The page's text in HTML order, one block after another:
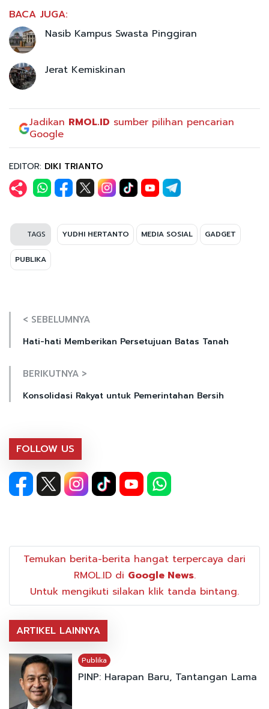
BACA JUGA:
Nasib Kampus Swasta Pinggiran
Jerat Kemiskinan
Jadikan RMOL.ID sumber pilihan pencarian
Google
EDITOR: DIKI TRIANTO
TAGS YUDHI HERTANTO MEDIA SOSIAL GADGET
PUBLIKA
< SEBELUMNYA
Hati-hati Memberikan Persetujuan Batas Tanah
BERIKUTNYA >
Konsolidasi Rakyat untuk Pemerintahan Bersih
FOLLOW US
Temukan berita-berita hangat terpercaya dari
RMOL.ID di Google News.
Untuk mengikuti silakan klik tanda bintang.
ARTIKEL LAINNYA
Publika
PINP: Harapan Baru, Tantangan Lama